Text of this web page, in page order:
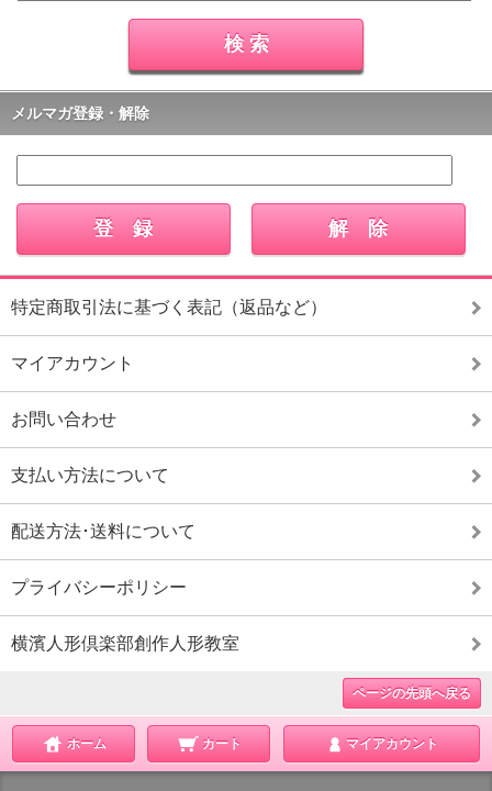
メルマガ登録・解除
特定商取引法に基づく表記（返品など）
マイアカウント
お問い合わせ
支払い方法について
配送方法･送料について
プライバシーポリシー
横濱人形倶楽部創作人形教室
ページの先頭へ戻る
ホーム カート マイアカウント